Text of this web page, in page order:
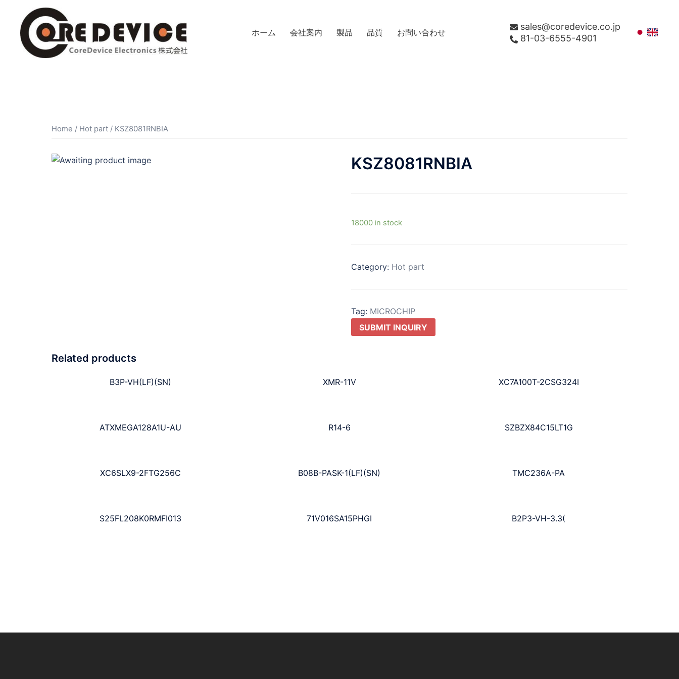
ホーム 会社案内 製品 品質 お問い合わせ
sales@coredevice.co.jp
81-03-6555-4901
Home / Hot part / KSZ8081RNBIA
KSZ8081RNBIA
18000 in stock
Category: Hot part
Tag: MICROCHIP
SUBMIT INQUIRY
Related products
B3P-VH(LF)(SN) XMR-11V XC7A100T-2CSG324I
ATXMEGA128A1U-AU R14-6 SZBZX84C15LT1G
XC6SLX9-2FTG256C B08B-PASK-1(LF)(SN) TMC236A-PA
S25FL208K0RMFI013 71V016SA15PHGI B2P3-VH-3.3(